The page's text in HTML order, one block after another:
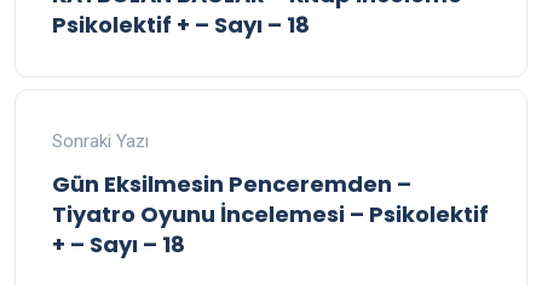
Psikolektif + – Sayı – 18
Sonraki Yazı
Gün Eksilmesin Penceremden –
Tiyatro Oyunu İncelemesi – Psikolektif
+ – Sayı – 18